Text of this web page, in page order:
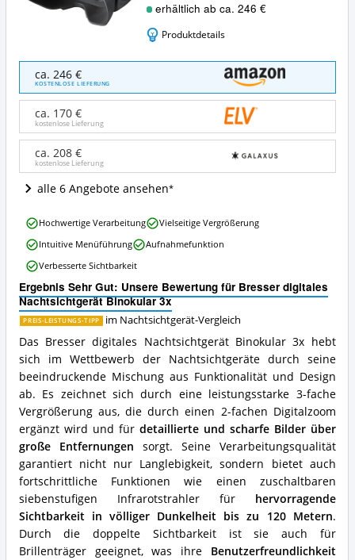
erhältlich ab ca. 246 €
Produktdetails
Bresser
digitales
Nachtsichtgerät
Binokular
Angebote:
dieses
Nachtsichtgerät
ca. 246 €
KOSTENLOSE LIEFERUNG
ca. 170 €
kostenlose Lieferung
ca. 208 €
kostenlose Lieferung
alle 6 Angebote ansehen
Ergebnis Sehr Gut: Unsere Bewertung für Bresser digitales
Nachtsichtgerät Binokular 3x
PREIS-LEISTUNGS-TIPP im Nachtsichtgerät-Vergleich
Das Bresser digitales Nachtsichtgerät Binokular 3x hebt
sich im Wettbewerb der Nachtsichtgeräte durch seine
beeindruckende Mischung aus Funktionalität und Design
ab. Es zeichnet sich durch eine leistungsstarke 3-fache
Vergrößerung aus, die durch einen 2-fachen Digitalzoom
ergänzt wird und für detaillierte und scharfe Bilder über
große Entfernungen sorgt. Seine Verarbeitungsqualität
garantiert nicht nur Langlebigkeit, sondern bietet auch
fortschrittliche Funktionen wie einen zuschaltbaren
siebenstufigen Infrarotstrahler für hervorragende
Sichtbarkeit in völliger Dunkelheit bis zu 120 Metern.
Durch die doppelte Sichtbarkeit ist sie auch für
Brillenträger geeignet, was ihre Benutzerfreundlichkeit
Bresser
digitales
Nachtsichtgerät
Binokular
Vorteile:
Was
spricht
für
dieses
Nachtsichtgerät?
Hochwertige Verarbeitung
Vielseitige Vergrößerung
Intuitive Menüführung
Aufnahmefunktion
Verbesserte Sichtbarkeit